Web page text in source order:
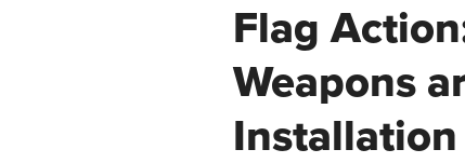
Flag
Weapons
Installation